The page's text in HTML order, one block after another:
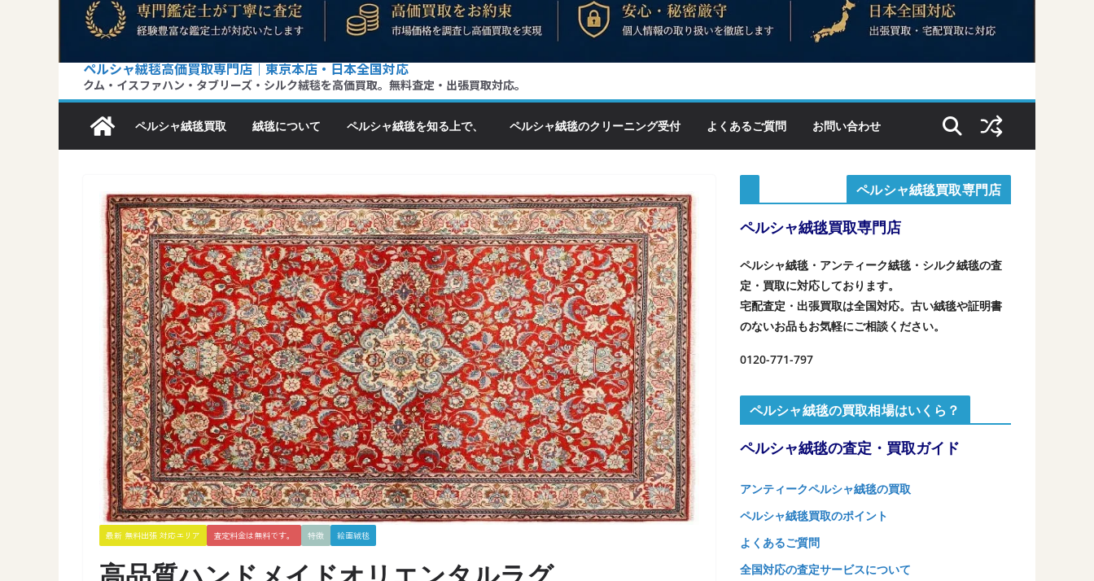
ペルシャ絨毯高価買取専門店｜東京本店・日本全国対応
クム・イスファハン・タブリーズ・シルク絨毯を高価買取。無料査定・出張買取対応。
ペルシャ絨毯買取 絨毯について ペルシャ絨毯を知る上で、 ペルシャ絨毯のクリーニング受付 よくあるご質問 お問い合わせ
最新 無料出張 対応エリア 査定料金は無料です。 特徴 絵画絨毯
ペルシャ絨毯買取専門店
ペルシャ絨毯買取専門店
ペルシャ絨毯・アンティーク絨毯・シルク絨毯の査
定・買取に対応しております。
宅配査定・出張買取は全国対応。古い絨毯や証明書
のないお品もお気軽にご相談ください。
0120-771-797
ペルシャ絨毯の買取相場はいくら？
ペルシャ絨毯の査定・買取ガイド
アンティークペルシャ絨毯の買取
ペルシャ絨毯買取のポイント
よくあるご質問
全国対応の査定サービスについて